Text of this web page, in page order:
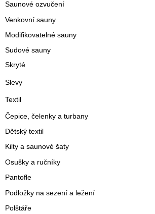
Saunové ozvučení
Venkovní sauny
Modifikovatelné sauny
Sudové sauny
Skryté
Slevy
Textil
Čepice, čelenky a turbany
Dětský textil
Kilty a saunové šaty
Osušky a ručníky
Pantofle
Podložky na sezení a ležení
Polštáře